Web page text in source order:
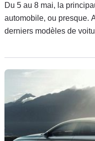
Du 5 au 8 mai, la
automobile, ou presque.
derniers modèles de
Formule électrique, sur
dans les rues de
Fontvieille aux virages
passant par le tunnel de